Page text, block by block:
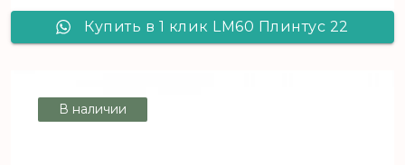
Купить в 1 клик LM60 Плинтус 22
В наличии